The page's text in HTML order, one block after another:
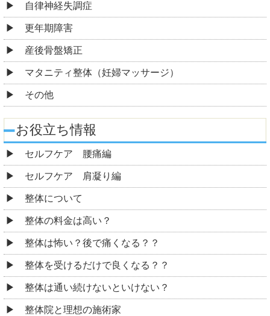
自律神経失調症
更年期障害
産後骨盤矯正
マタニティ整体（妊婦マッサージ）
その他
お役立ち情報
セルフケア 腰痛編
セルフケア 肩凝り編
整体について
整体の料金は高い？
整体は怖い？後で痛くなる？？
整体を受けるだけで良くなる？？
整体は通い続けないといけない？
整体院と理想の施術家